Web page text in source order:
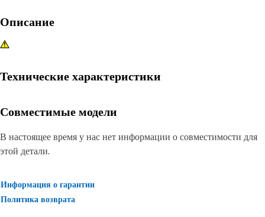
Описание
Технические характеристики
Совместимые модели
В настоящее время у нас нет информации о совместимости для
этой детали.
Информация о гарантии
Политика возврата